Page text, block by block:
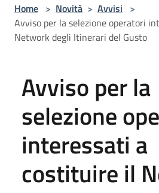
Home > Novità > Avvisi >
Avviso per la selezione operatori
Network degli Itinerari del Gusto
Avviso per la
selezione
interessati a
costituire il